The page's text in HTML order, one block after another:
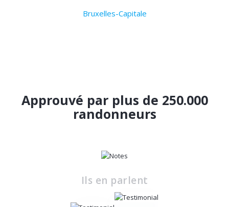
Bruxelles-Capitale
Approuvé par plus de 250.000
randonneurs
Ils en parlent